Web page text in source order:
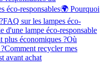
éco-responsables🌍 Pourquoi
FAQ sur les lampes éco-
d'une lampe éco-responsable
plus économiques ?Où
Comment recycler mes
avant achat